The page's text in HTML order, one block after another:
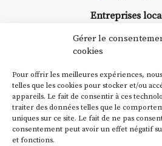
Gérer le
cookies
Pour offrir les meilleures expériences,
telles que les cookies pour stocker et/ou
appareils. Le fait de consentir à ces
traiter des données telles que le
uniques sur ce site. Le fait de ne pas
consentement peut avoir un effet négatif
et fonctions.
caves, les
Fumoir est
d’autres
la Petite Cité
exemple,
Charbon
« off » du
Entreprises
Suivez toute l'actu